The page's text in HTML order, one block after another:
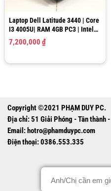
Laptop Dell Latitude 3440 | Core
I3 4005U| RAM 4GB PC3 | Intel
HD Graphics 4400 | SSD 120GB |
14.0″ HD
7,200,000 ₫
Copyright ©2021 PHẠM DUY PC.
Địa chỉ: 51 Giải Phóng - Tân thành
Email: hotro@phamduypc.com
Điện thoại: 0386.553.335
Anh/Chị cần em